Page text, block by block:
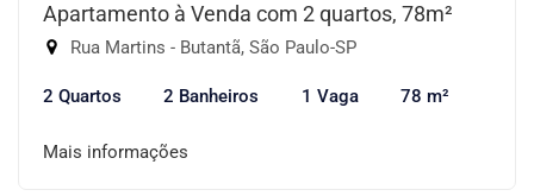
Apartamento à Venda com 2 quartos, 78m²
Rua Martins - Butantã, São Paulo-SP
2 Quartos 2 Banheiros 1 Vaga 78 m²
Mais informações